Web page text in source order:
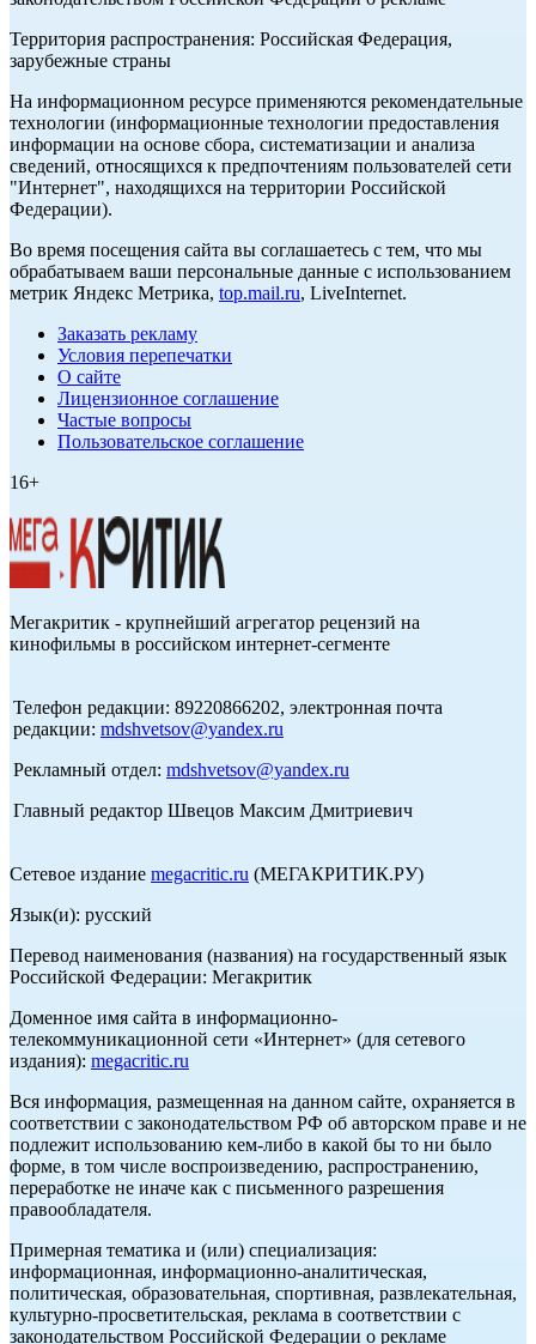
Территория распространения: Российская Федерация,
зарубежные страны
На информационном ресурсе применяются рекомендательные
технологии (информационные технологии предоставления
информации на основе сбора, систематизации и анализа
сведений, относящихся к предпочтениям пользователей сети
"Интернет", находящихся на территории Российской
Федерации).
Во время посещения сайта вы соглашаетесь с тем, что мы
обрабатываем ваши персональные данные с использованием
метрик Яндекс Метрика, top.mail.ru, LiveInternet.
Заказать рекламу
Условия перепечатки
О сайте
Лицензионное соглашение
Частые вопросы
Пользовательское соглашение
16+
Мегакритик - крупнейший агрегатор рецензий на
кинофильмы в российском интернет-сегменте
Телефон редакции: 89220866202, электронная почта
редакции: mdshvetsov@yandex.ru
Рекламный отдел: mdshvetsov@yandex.ru
Главный редактор Швецов Максим Дмитриевич
Сетевое издание megacritic.ru (МЕГАКРИТИК.РУ)
Язык(и): русский
Перевод наименования (названия) на государственный язык
Российской Федерации: Мегакритик
Доменное имя сайта в информационно-
телекоммуникационной сети «Интернет» (для сетевого
издания): megacritic.ru
Вся информация, размещенная на данном сайте, охраняется в
соответствии с законодательством РФ об авторском праве и не
подлежит использованию кем-либо в какой бы то ни было
форме, в том числе воспроизведению, распространению,
переработке не иначе как с письменного разрешения
правообладателя.
Примерная тематика и (или) специализация:
информационная, информационно-аналитическая,
политическая, образовательная, спортивная, развлекательная,
культурно-просветительская, реклама в соответствии с
законодательством Российской Федерации о рекламе